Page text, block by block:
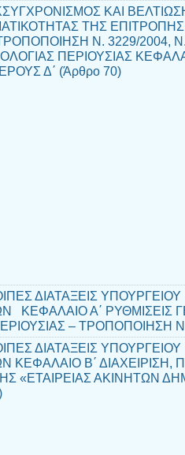
ΚΑΙ
ΤΗΣ
Ν. 3229/2004, Ν.
ΠΕΡΙΟΥΣΙΑΣ
Δ΄ (Άρθρο 70)
ΔΙΑΤΑΞΕΙΣ
ΚΕΦΑΛΑΙΟ Α΄ ΡΥΘΜΙΣΕΙΣ
– ΤΡΟΠΟΠΟΙΗΣΗ Ν.
ΔΙΑΤΑΞΕΙΣ
ΚΕΦΑΛΑΙΟ Β΄ ΔΙΑΧΕΙΡΙΣΗ,
«ΕΤΑΙΡΕΙΑΣ ΑΚΙΝΗΤΩΝ